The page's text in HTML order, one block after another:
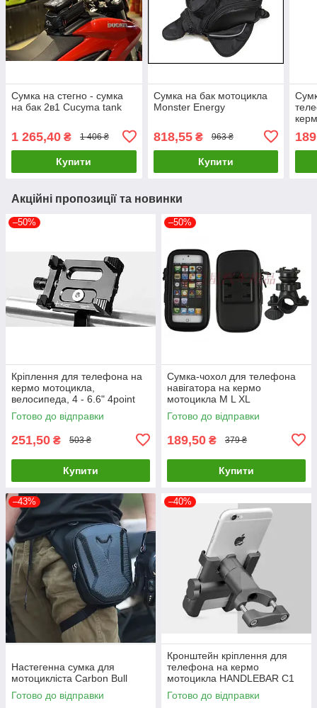
Сумка на стегно - сумка
на бак 2в1 Cucyma tank
1 265,40 ₴ 1 406 ₴
Купити
Сумка на бак мотоцикла
Monster Energy
818,55₴ 963 ₴
Купити
Акційні пропозиції та новинки
–50%
Кріплення для телефона на
кермо мотоцикла,
велосипеда, 4 - 6.6" 4point
Готово до відправки
251,50 ₴ 503 ₴
Купити
–50%
Сумка-чохол для телефона
навігатора на кермо
мотоцикла M L XL
Готово до відправки
189,50 ₴ 379 ₴
Купити
–43%
Настегенна сумка для
мотоцикліста Carbon Bull
Готово до відправки
–40%
Кронштейн кріплення для
телефона на кермо
мотоцикла HANDLEBAR С1
Готово до відправки